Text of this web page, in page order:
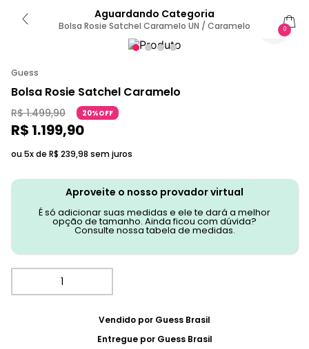
Aguardando Categoria
Bolsa Rosie Satchel Caramelo UN / Caramelo 0
Guess
Bolsa Rosie Satchel Caramelo
R$ 1.499,90 20%OFF
R$ 1.199,90
ou 5x de R$ 239,98 sem juros
Aproveite o nosso provador virtual
É só adicionar suas medidas e ele te dará a melhor
opção de tamanho. Ainda ficou com dúvida?
Consulte nossa tabela de medidas.
Vendido por Guess Brasil
Entregue por Guess Brasil